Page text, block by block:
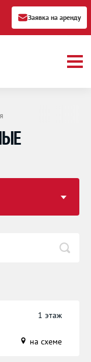
Заявка на аренду
1 этаж
на схеме